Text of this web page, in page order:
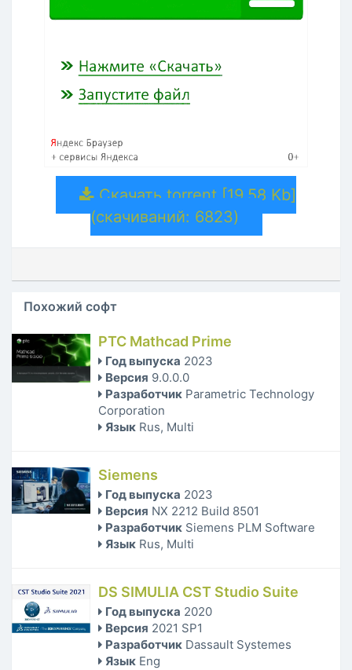
Скачать torrent [19.58 Kb]
(cкачиваний: 6823)
Похожий софт
PTC Mathcad Prime
Год выпуска 2023
Версия 9.0.0.0
Разработчик Parametric Technology
Corporation
Язык Rus, Multi
Siemens
Год выпуска 2023
Версия NX 2212 Build 8501
Разработчик Siemens PLM Software
Язык Rus, Multi
DS SIMULIA CST Studio Suite
Год выпуска 2020
Версия 2021 SP1
Разработчик Dassault Systemes
Язык Eng